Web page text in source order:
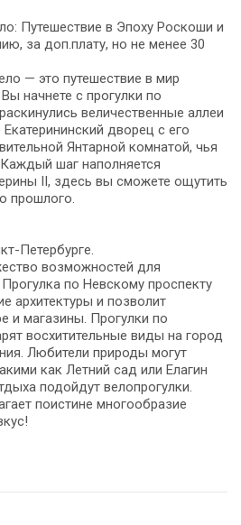
Путешествие в Эпоху Роскоши и
за доп.плату, но не менее 30
— это путешествие в мир
начнете с прогулки по
величественные аллеи
дворец с его
Янтарной комнатой, чья
шаг наполняется
II, здесь вы сможете ощутить
прошлого.
Петербурге.
возможностей для
по Невскому проспекту
архитектуры и позволит
и магазины. Прогулки по
восхитительные виды на город
Любители природы могут
как Летний сад или Елагин
подойдут велопрогулки.
поистине многообразие